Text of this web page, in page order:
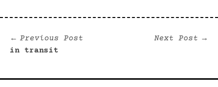
Bericht
Previous Post
in transit
Next Post